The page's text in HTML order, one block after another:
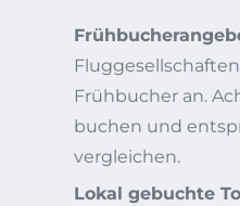
Frühbucher an.
buchen und
vergleichen.
Lokal gebuchte